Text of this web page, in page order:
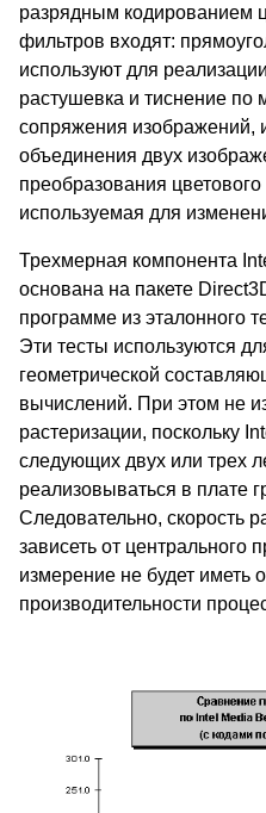
разрядным кодированием
фильтров входят:
используют для
растушевка и тиснение по
сопряжения изображений,
объединения двух
преобразования цветового
используемая для
Трехмерная компонента
основана на пакете
программе из эталонного
Эти тесты используются
геометрической
вычислений. При этом не
растеризации, поскольку
следующих двух или трех
реализовываться в плате
Следовательно, скорость
зависеть от центрального
измерение не будет иметь
производительности